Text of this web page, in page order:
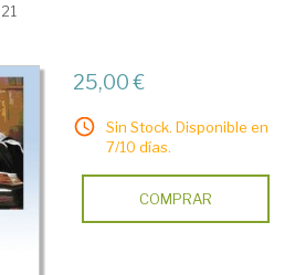
25,00 €
Sin Stock. Disponible en
7/10 días.
COMPRAR